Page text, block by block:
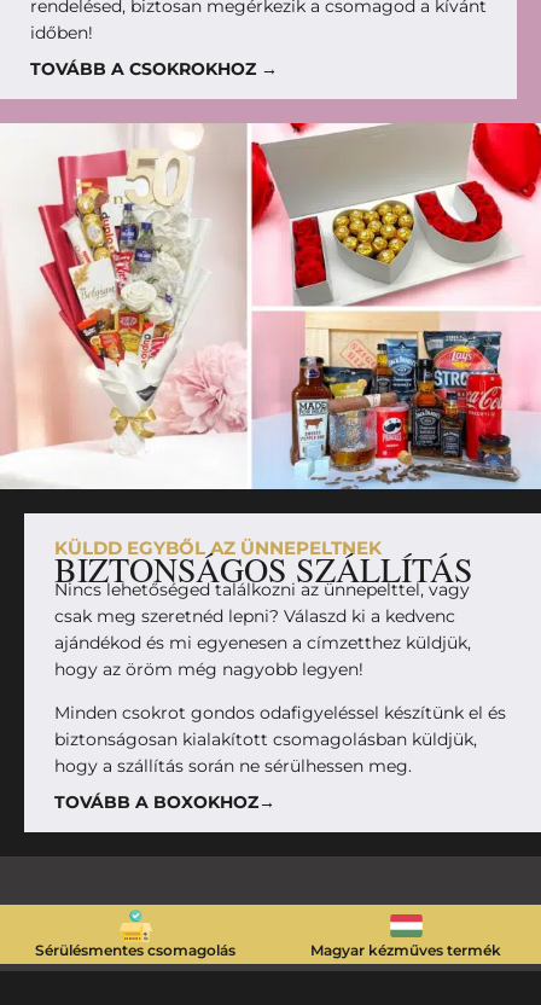
rendelésed, biztosan megérkezik a csomagod a kívánt
időben!
TOVÁBB A CSOKROKHOZ →
KÜLDD EGYBŐL AZ ÜNNEPELTNEK
BIZTONSÁGOS SZÁLLÍTÁS
Nincs lehetőséged találkozni az ünnepelttel, vagy
csak meg szeretnéd lepni? Válaszd ki a kedvenc
ajándékod és mi egyenesen a címzetthez küldjük,
hogy az öröm még nagyobb legyen!
Minden csokrot gondos odafigyeléssel készítünk el és
biztonságosan kialakított csomagolásban küldjük,
hogy a szállítás során ne sérülhessen meg.
TOVÁBB A BOXOKHOZ→
Sérülésmentes csomagolás Magyar kézműves termék